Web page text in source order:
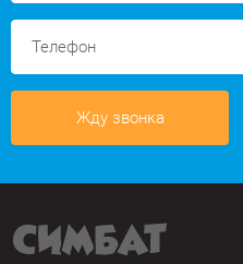
Жду звонка